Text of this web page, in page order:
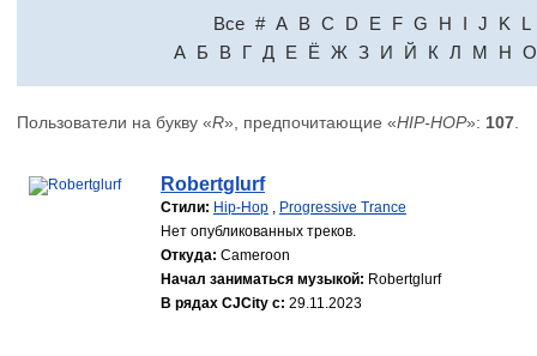
Все # A B C D E F G H I J K
L
A Б В Г Д Е Ё Ж З И Й К Л М Н О
Пользователи на букву «R», предпочитающие «HIP-HOP»: 107
Robertglurf
Стили: Hip-Hop , Progressive Trance
Нет опубликованных треков.
Откуда: Cameroon
Начал заниматься музыкой: Robertglurf
В рядах CJCity с: 29.11.2023